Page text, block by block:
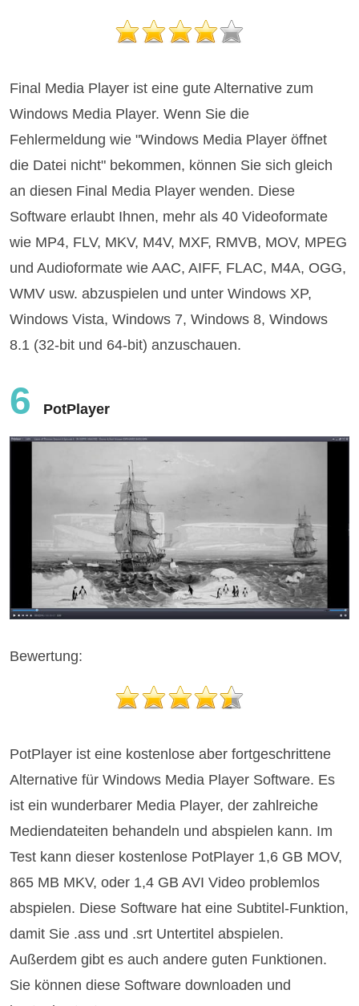
Final Media Player ist eine gute Alternative zum
Windows Media Player. Wenn Sie die
Fehlermeldung wie "Windows Media Player öffnet
die Datei nicht" bekommen, können Sie sich gleich
an diesen Final Media Player wenden. Diese
Software erlaubt Ihnen, mehr als 40 Videoformate
wie MP4, FLV, MKV, M4V, MXF, RMVB, MOV, MPEG
und Audioformate wie AAC, AIFF, FLAC, M4A, OGG,
WMV usw. abzuspielen und unter Windows XP,
Windows Vista, Windows 7, Windows 8, Windows
8.1 (32-bit und 64-bit) anzuschauen.
6 PotPlayer
Bewertung:
PotPlayer ist eine kostenlose aber fortgeschrittene
Alternative für Windows Media Player Software. Es
ist ein wunderbarer Media Player, der zahlreiche
Mediendateiten behandeln und abspielen kann. Im
Test kann dieser kostenlose PotPlayer 1,6 GB MOV,
865 MB MKV, oder 1,4 GB AVI Video problemlos
abspielen. Diese Software hat eine Subtitel-Funktion,
damit Sie .ass und .srt Untertitel abspielen.
Außerdem gibt es auch andere guten Funktionen.
Sie können diese Software downloaden und